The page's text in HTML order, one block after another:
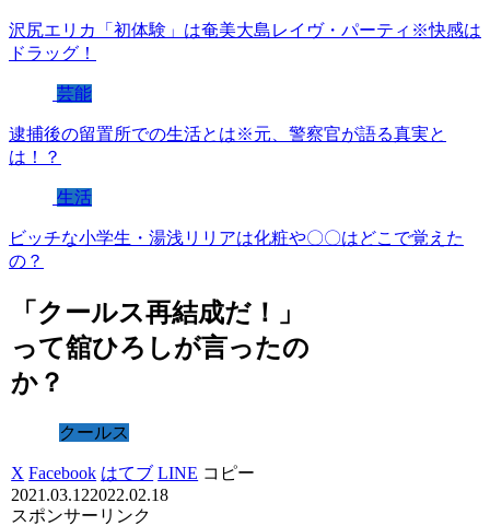
沢尻エリカ「初体験」は奄美大島レイヴ・パーティ※快感は
ドラッグ！
芸能
逮捕後の留置所での生活とは※元、警察官が語る真実と
は！？
生活
ビッチな小学生・湯浅リリアは化粧や〇〇はどこで覚えた
の？
「クールス再結成だ！」
って舘ひろしが言ったの
か？
クールス
X Facebook はてブ LINE コピー
2021.03.122022.02.18
スポンサーリンク